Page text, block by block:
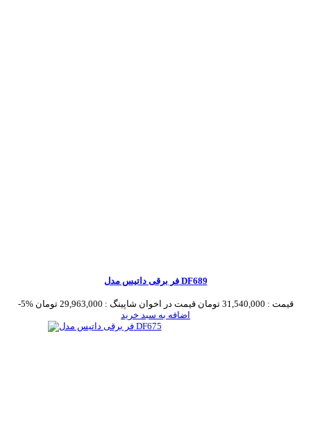
فر برقی داتیس مدل DF689
-5% قیمت : 31,540,000 تومان قیمت در اخوان شاپینگ : 29,963,000 تومان
اضافه به سبد خرید